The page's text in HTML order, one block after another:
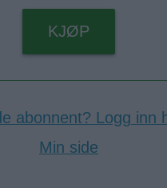
KJØP
abonnent? Logg inn
Min side